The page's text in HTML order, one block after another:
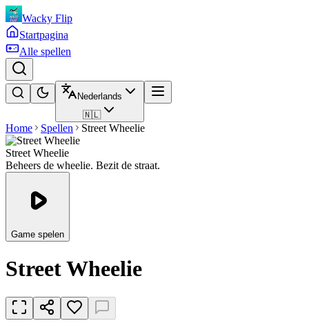
Wacky Flip
Startpagina
Alle spellen
Nederlands
🇳🇱
Home Spellen Street Wheelie
Street Wheelie
Beheers de wheelie. Bezit de straat.
Game spelen
Street Wheelie